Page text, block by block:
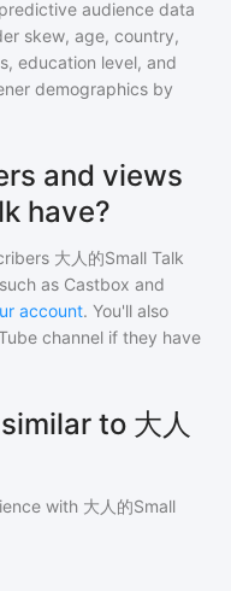
audience data
skew, age, country,
education level, and
demographics by
and views
have?
大人的Small Talk
as Castbox and
account. You'll also
channel if they have
to 大人
with 大人的Small